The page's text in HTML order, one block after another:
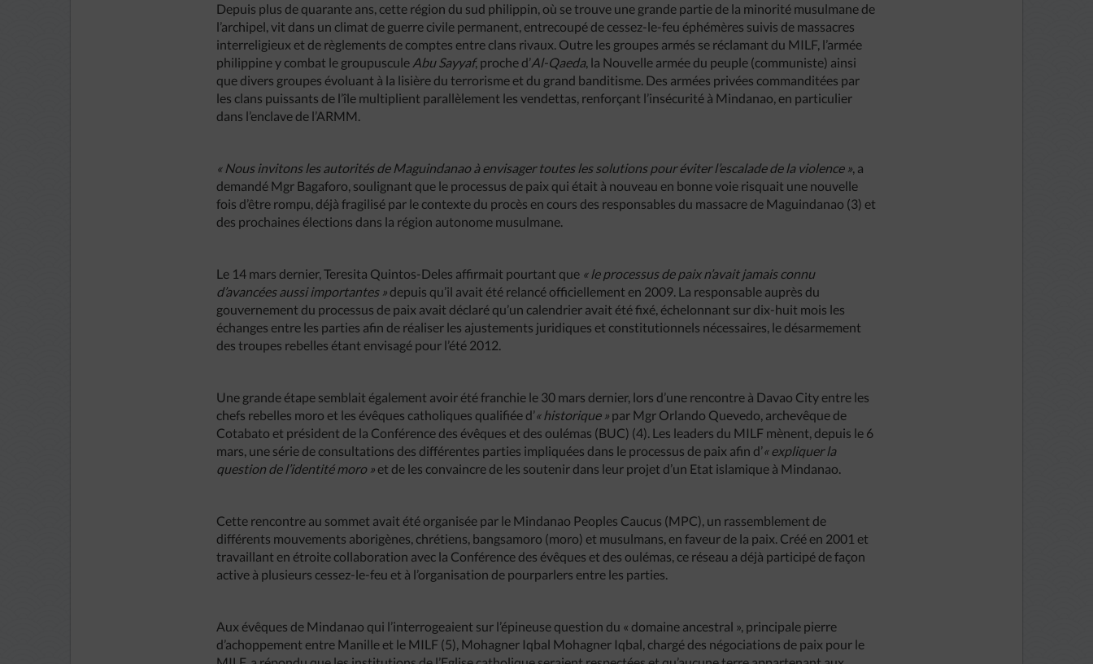
Depuis plus de quarante ans, cette région du sud philippin, où se trouve une grande partie de la minorité musulmane de
l’archipel, vit dans un climat de guerre civile permanent, entrecoupé de cessez-le-feu éphémères suivis de massacres
interreligieux et de règlements de comptes entre clans rivaux. Outre les groupes armés se réclamant du MILF, l’armée
philippine y combat le groupuscule Abu Sayyaf, proche d’Al-Qaeda, la Nouvelle armée du peuple (communiste) ainsi
que divers groupes évoluant à la lisière du terrorisme et du grand banditisme. Des armées privées commanditées par
les clans puissants de l’île multiplient parallèlement les vendettas, renforçant l’insécurité à Mindanao, en particulier
dans l’enclave de l’ARMM.
« Nous invitons les autorités de Maguindanao à envisager toutes les solutions pour éviter l’escalade de la violence », a
demandé Mgr Bagaforo, soulignant que le processus de paix qui était à nouveau en bonne voie risquait une nouvelle
fois d’être rompu, déjà fragilisé par le contexte du procès en cours des responsables du massacre de Maguindanao (3) et
des prochaines élections dans la région autonome musulmane.
Le 14 mars dernier, Teresita Quintos-Deles affirmait pourtant que « le processus de paix n’avait jamais connu
d’avancées aussi importantes » depuis qu’il avait été relancé officiellement en 2009. La responsable auprès du
gouvernement du processus de paix avait déclaré qu’un calendrier avait été fixé, échelonnant sur dix-huit mois les
échanges entre les parties afin de réaliser les ajustements juridiques et constitutionnels nécessaires, le désarmement
des troupes rebelles étant envisagé pour l’été 2012.
Une grande étape semblait également avoir été franchie le 30 mars dernier, lors d’une rencontre à Davao City entre les
chefs rebelles moro et les évêques catholiques qualifiée d’« historique » par Mgr Orlando Quevedo, archevêque de
Cotabato et président de la Conférence des évêques et des oulémas (BUC) (4). Les leaders du MILF mènent, depuis le 6
mars, une série de consultations des différentes parties impliquées dans le processus de paix afin d’« expliquer la
question de l’identité moro » et de les convaincre de les soutenir dans leur projet d’un Etat islamique à Mindanao.
Cette rencontre au sommet avait été organisée par le Mindanao Peoples Caucus (MPC), un rassemblement de
différents mouvements aborigènes, chrétiens, bangsamoro (moro) et musulmans, en faveur de la paix. Créé en 2001 et
travaillant en étroite collaboration avec la Conférence des évêques et des oulémas, ce réseau a déjà participé de façon
active à plusieurs cessez-le-feu et à l’organisation de pourparlers entre les parties.
Aux évêques de Mindanao qui l’interrogeaient sur l’épineuse question du « domaine ancestral », principale pierre
d’achoppement entre Manille et le MILF (5), Mohagner Iqbal Mohagner Iqbal, chargé des négociations de paix pour le